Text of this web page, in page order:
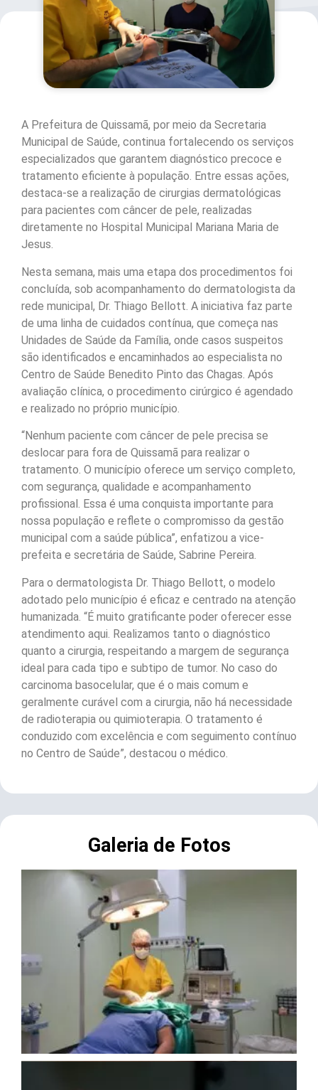
A Prefeitura de Quissamã, por meio da Secretaria
Municipal de Saúde, continua fortalecendo os serviços
especializados que garantem diagnóstico precoce e
tratamento eficiente à população. Entre essas ações,
destaca-se a realização de cirurgias dermatológicas
para pacientes com câncer de pele, realizadas
diretamente no Hospital Municipal Mariana Maria de
Jesus.
Nesta semana, mais uma etapa dos procedimentos foi
concluída, sob acompanhamento do dermatologista da
rede municipal, Dr. Thiago Bellott. A iniciativa faz parte
de uma linha de cuidados contínua, que começa nas
Unidades de Saúde da Família, onde casos suspeitos
são identificados e encaminhados ao especialista no
Centro de Saúde Benedito Pinto das Chagas. Após
avaliação clínica, o procedimento cirúrgico é agendado
e realizado no próprio município.
“Nenhum paciente com câncer de pele precisa se
deslocar para fora de Quissamã para realizar o
tratamento. O município oferece um serviço completo,
com segurança, qualidade e acompanhamento
profissional. Essa é uma conquista importante para
nossa população e reflete o compromisso da gestão
municipal com a saúde pública”, enfatizou a vice-
prefeita e secretária de Saúde, Sabrine Pereira.
Para o dermatologista Dr. Thiago Bellott, o modelo
adotado pelo município é eficaz e centrado na atenção
humanizada. “É muito gratificante poder oferecer esse
atendimento aqui. Realizamos tanto o diagnóstico
quanto a cirurgia, respeitando a margem de segurança
ideal para cada tipo e subtipo de tumor. No caso do
carcinoma basocelular, que é o mais comum e
geralmente curável com a cirurgia, não há necessidade
de radioterapia ou quimioterapia. O tratamento é
conduzido com excelência e com seguimento contínuo
no Centro de Saúde”, destacou o médico.
Galeria de Fotos